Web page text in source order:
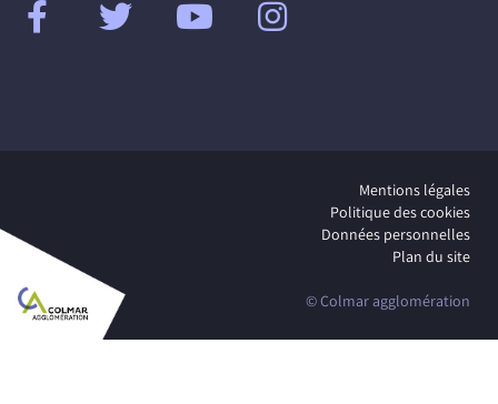
Mentions légales
Politique des cookies
Données personnelles
Plan du site
© Colmar agglomération